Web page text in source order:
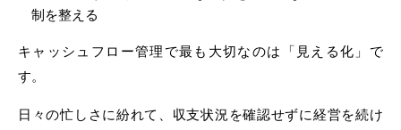
制を整える
キャッシュフロー管理で最も大切なのは「見える化」で
す。
日々の忙しさに紛れて、収支状況を確認せずに経営を続け